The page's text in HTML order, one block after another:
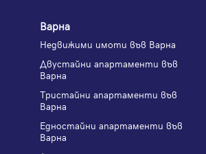
Варна
Недвижими имоти във Варна
Двустайни апартаменти във
Варна
Тристайни апартаменти във
Варна
Едностайни апартаменти във
Варна